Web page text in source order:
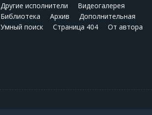
Другие исполнители
Видеогалерея
Библиотека
Архив
Дополнительная
Умный поиск
Страница 404 От автора